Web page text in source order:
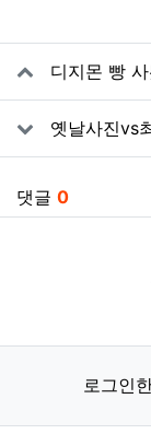
관련자료
디지몬 빵
옛날사진vs
댓글 0
로그인